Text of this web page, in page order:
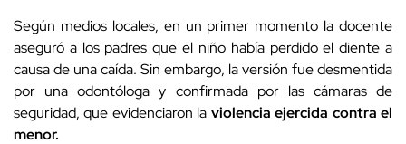
Según medios locales, en un primer momento la docente
aseguró a los padres que el niño había perdido el diente a
causa de una caída. Sin embargo, la versión fue desmentida
por una odontóloga y confirmada por las cámaras de
seguridad, que evidenciaron la violencia ejercida contra el
menor.